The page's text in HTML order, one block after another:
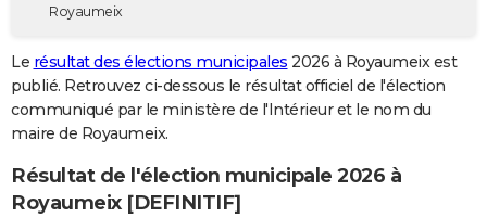
Destinations
City break
Voyage nature
Voyage de noces
Forum
GUIDES D'ACHAT
BONS PLANS
Carte de Noël
Carte Bonne année
Carte Saint-Valentin
Carte Pâques
Carte d'anniversaire
DICTIONNAIRE
Royaumeix
Le résultat des élections municipales 2026 à Royaumeix est
publié. Retrouvez ci-dessous le résultat officiel de l'élection
communiqué par le ministère de l'Intérieur et le nom du
maire de Royaumeix.
Résultat de l'élection municipale 2026 à
Royaumeix [DEFINITIF]